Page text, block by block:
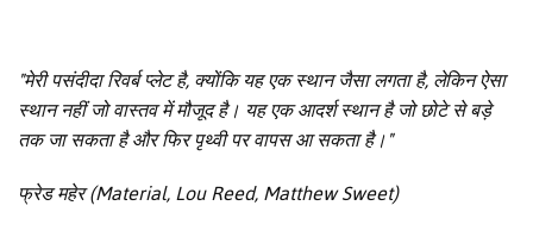
"मेरी पसंदीदा रिवर्ब प्लेट है, क्योंकि यह एक स्थान जैसा लगता है, लेकिन ऐसा
स्थान नहीं जो वास्तव में मौजूद है। यह एक आदर्श स्थान है जो छोटे से बड़े
तक जा सकता है और फिर पृथ्वी पर वापस आ सकता है।"
फ्रेड महेर (Material, Lou Reed, Matthew Sweet)